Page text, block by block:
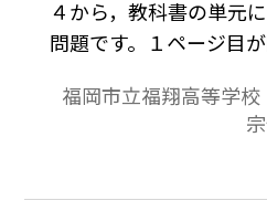
４から，教科書の単元
問題です。１ページ目
福岡市立福翔高等学